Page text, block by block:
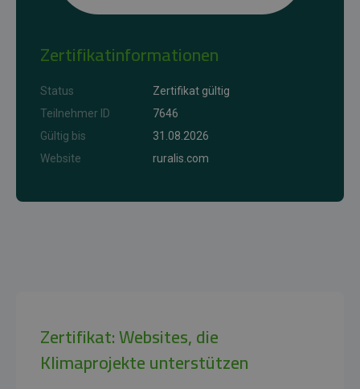
Zertifikatinformationen
Status
Zertifikat gültig
Teilnehmer ID
7646
Gültig bis
31.08.2026
Website
ruralis.com
Zertifikat: Websites, die
Klimaprojekte unterstützen